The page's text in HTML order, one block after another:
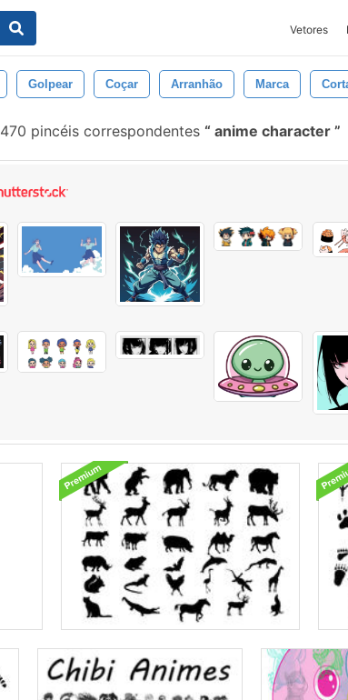
Vetores
Golpear Coçar Arranhão Marca
470 pincéis correspondentes anime character